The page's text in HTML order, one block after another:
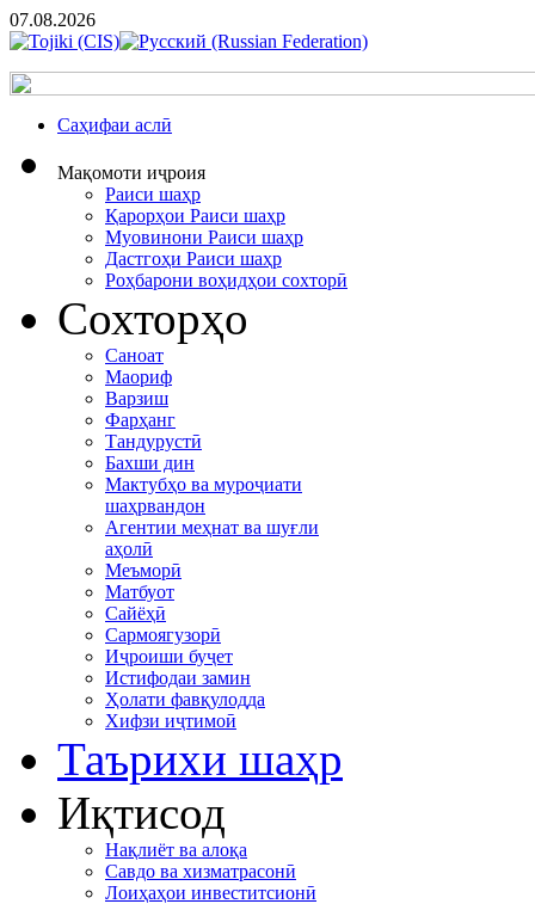
07.08.2026
Cаҳифаи аслӣ
Мақомоти иҷроия
Раиси шаҳр
Қарорҳои Раиси шаҳр
Муовинони Раиси шаҳр
Дастгоҳи Раиси шаҳр
Роҳбарони воҳидҳои сохторӣ
Сохторҳо
Саноат
Маориф
Варзиш
Фарҳанг
Тандурустӣ
Бахши дин
Мактубҳо ва муроҷиати
шаҳрвандон
Агентии меҳнат ва шуғли
аҳолӣ
Меъморӣ
Матбуот
Сайёҳӣ
Сармоягузорӣ
Иҷроиши буҷет
Истифодаи замин
Ҳолати фавқулодда
Хифзи иҷтимоӣ
Таърихи шаҳр
Иқтисод
Нақлиёт ва алоқа
Савдо ва хизматрасонӣ
Лоиҳаҳои инвеститсионӣ